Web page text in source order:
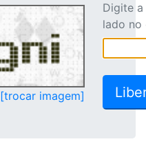
[trocar imagem]
Digite
lado no